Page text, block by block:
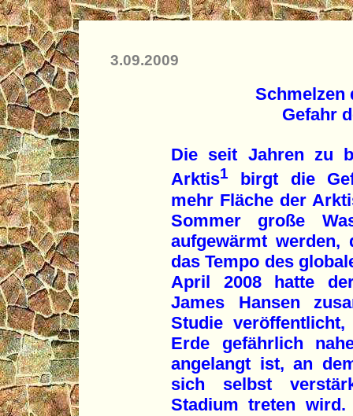
3.09.2009
Schmelzen
Gefahr
Die seit Jahren zu
Arktis1
birgt die
mehr Fläche der
Sommer große
aufgewärmt
das Tempo des
April 2008 hatte
James Hansen
Studie
Erde gefährlich
angelangt ist, an
sich selbst
Stadium treten wird.